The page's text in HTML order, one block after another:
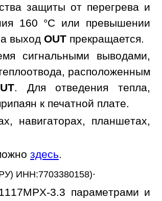
защиты от перегрева и
160 °С или превышении
выход OUT прекращается.
сигнальными выводами,
расположенным
. Для отведения тепла,
к печатной плате.
навигаторах, планшетах,
здесь
ИНН:7703380158).
3.3 параметрами и